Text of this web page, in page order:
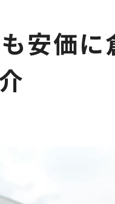
安価に